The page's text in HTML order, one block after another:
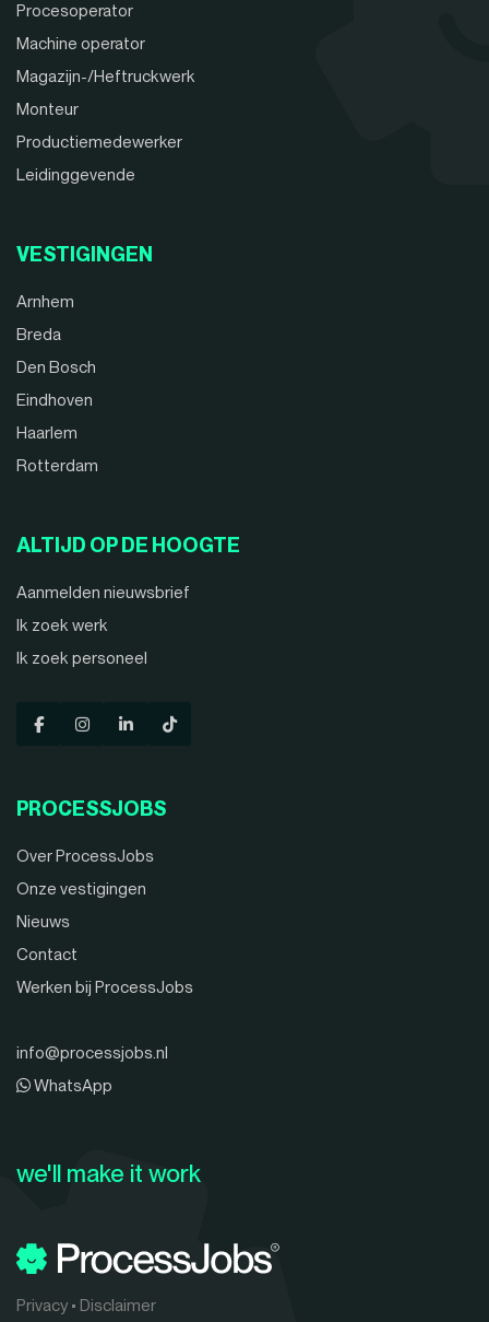
Procesoperator
Machine operator
Magazijn-/Heftruckwerk
Monteur
Productiemedewerker
Leidinggevende
VESTIGINGEN
Arnhem
Breda
Den Bosch
Eindhoven
Haarlem
Rotterdam
ALTIJD OP DE HOOGTE
Aanmelden nieuwsbrief
Ik zoek werk
Ik zoek personeel
PROCESSJOBS
Over ProcessJobs
Onze vestigingen
Nieuws
Contact
Werken bij ProcessJobs
info@processjobs.nl
WhatsApp
Privacy• Disclaimer
we'll make it work